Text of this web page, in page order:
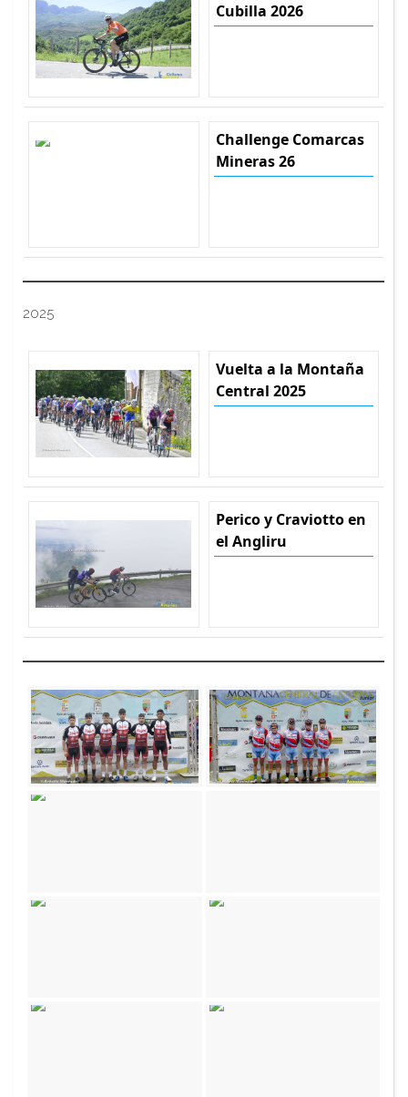
Cubilla 2026
Challenge Comarcas
Mineras 26
2025
Vuelta a la Montaña
Central 2025
Perico y Craviotto en
el Angliru